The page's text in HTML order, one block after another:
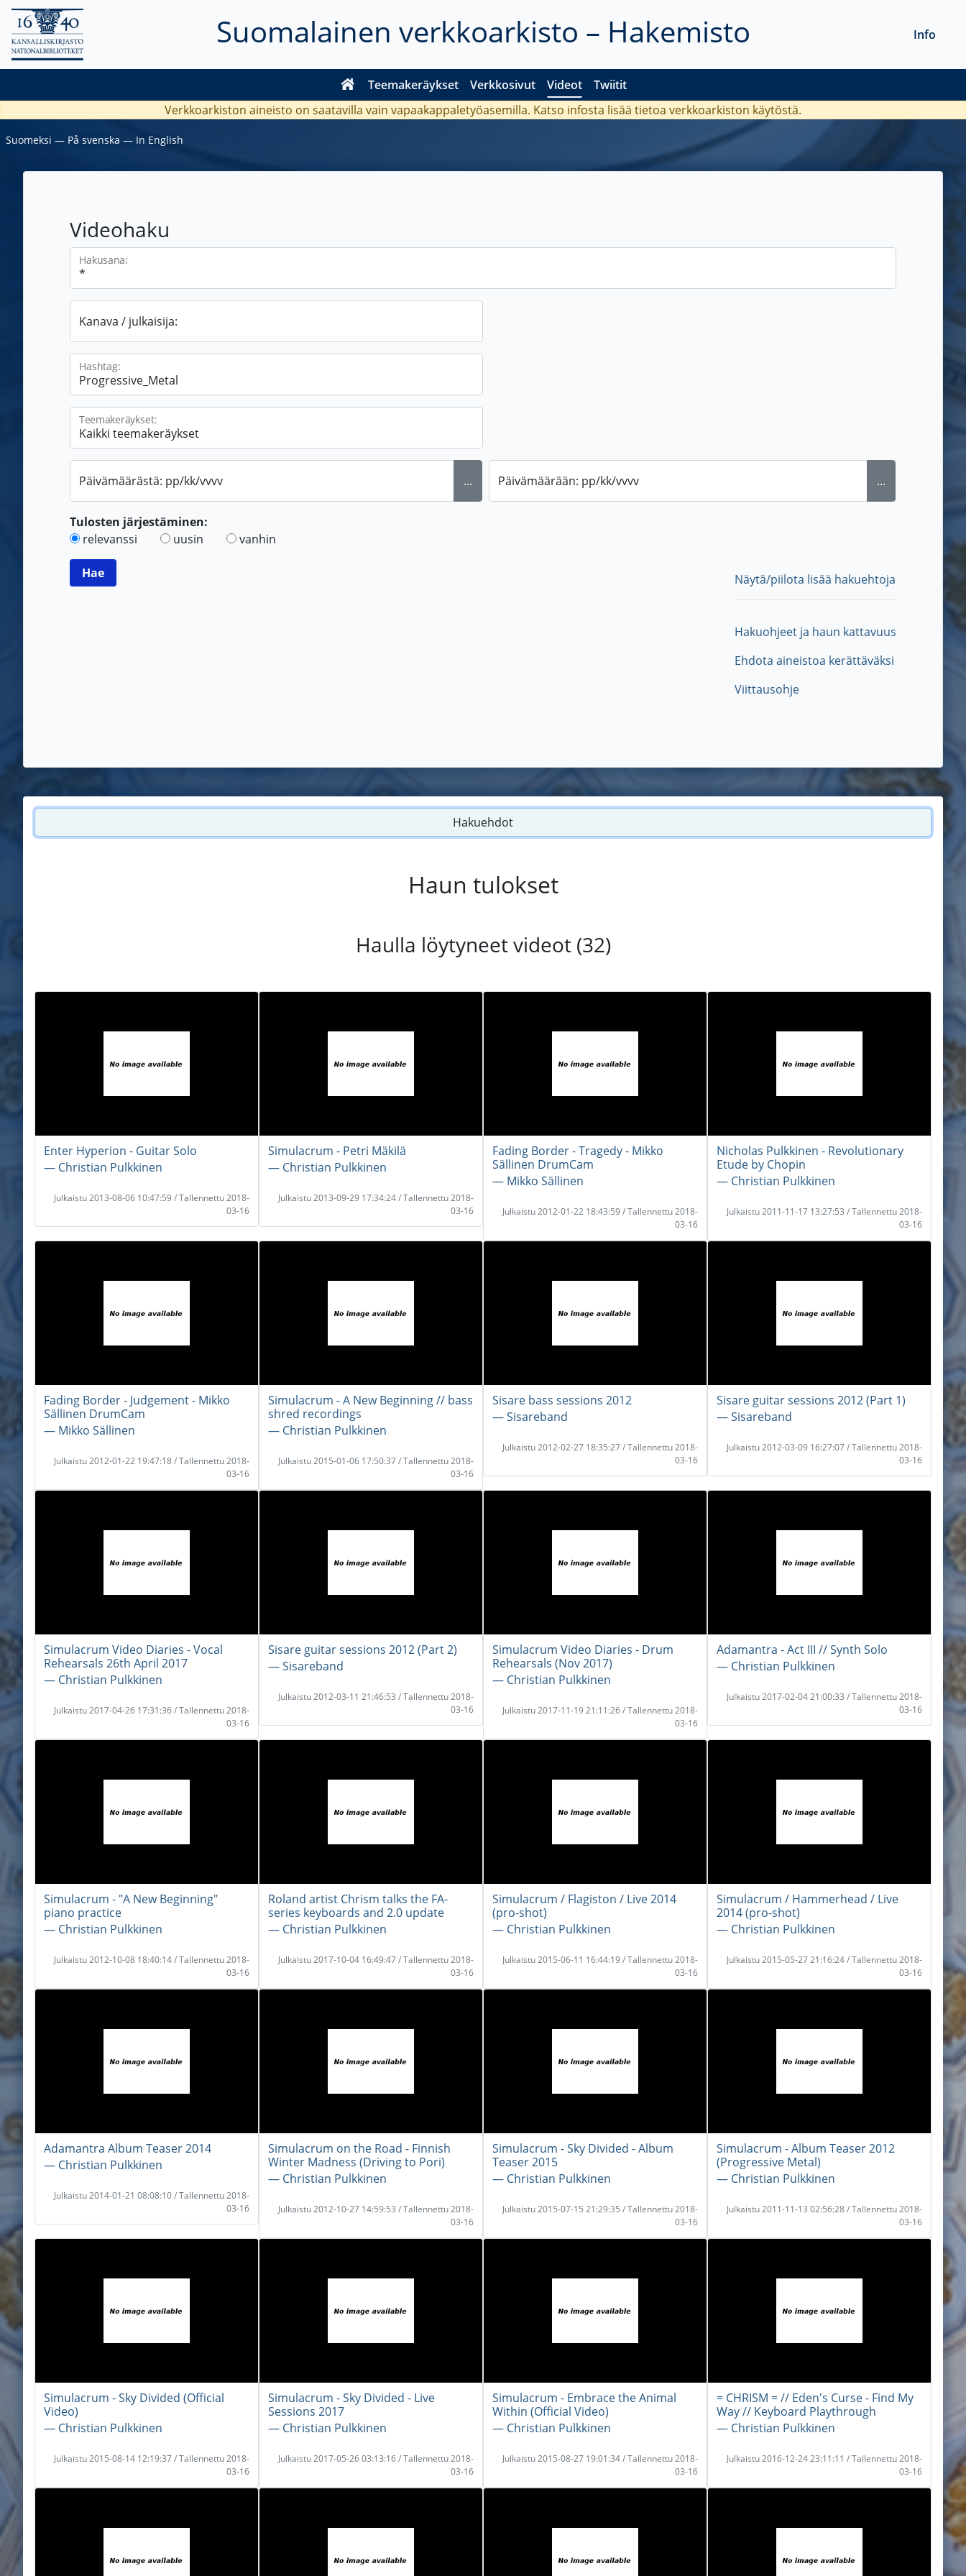
Suomalainen verkkoarkisto – Hakemisto
Teemakeräykset Verkkosivut Videot Twiitit
Info
Verkkoarkiston aineisto on saatavilla vain vapaakappaletyöasemilla. Katso infosta lisää tietoa verkkoarkiston käytöstä.
Suomeksi ― På svenska ― In English
Videohaku
Hakusana:
Kanava / julkaisija:
Hashtag:
Teemakeräykset:
Päivämäärästä: pp/kk/vvvv ... Päivämäärään: pp/kk/vvvv ...
Tulosten järjestäminen:
relevanssi
uusin vanhin
Näytä/piilota lisää hakuehtoja
Hakuohjeet ja haun kattavuus
Ehdota aineistoa kerättäväksi
Viittausohje
Hakuehdot
Haun tulokset
Haulla löytyneet videot (32)
Enter Hyperion - Guitar Solo
― Christian Pulkkinen
Julkaistu 2013-08-06 10:47:59 / Tallennettu 2018-
03-16
Simulacrum - Petri Mäkilä
― Christian Pulkkinen
Julkaistu 2013-09-29 17:34:24 / Tallennettu 2018-
03-16
Fading Border - Tragedy - Mikko
Sällinen DrumCam
― Mikko Sällinen
Julkaistu 2012-01-22 18:43:59 / Tallennettu 2018-
03-16
Nicholas Pulkkinen - Revolutionary
Etude by Chopin
― Christian Pulkkinen
Julkaistu 2011-11-17 13:27:53 / Tallennettu 2018-
03-16
Fading Border - Judgement - Mikko
Sällinen DrumCam
― Mikko Sällinen
Julkaistu 2012-01-22 19:47:18 / Tallennettu 2018-
03-16
Simulacrum - A New Beginning // bass
shred recordings
― Christian Pulkkinen
Julkaistu 2015-01-06 17:50:37 / Tallennettu 2018-
03-16
Sisare bass sessions 2012
― Sisareband
Julkaistu 2012-02-27 18:35:27 / Tallennettu 2018-
03-16
Sisare guitar sessions 2012 (Part 1)
― Sisareband
Julkaistu 2012-03-09 16:27:07 / Tallennettu 2018-
03-16
Simulacrum Video Diaries - Vocal
Rehearsals 26th April 2017
― Christian Pulkkinen
Julkaistu 2017-04-26 17:31:36 / Tallennettu 2018-
03-16
Sisare guitar sessions 2012 (Part 2)
― Sisareband
Julkaistu 2012-03-11 21:46:53 / Tallennettu 2018-
03-16
Simulacrum Video Diaries - Drum
Rehearsals (Nov 2017)
― Christian Pulkkinen
Julkaistu 2017-11-19 21:11:26 / Tallennettu 2018-
03-16
Adamantra - Act III // Synth Solo
― Christian Pulkkinen
Julkaistu 2017-02-04 21:00:33 / Tallennettu 2018-
03-16
Simulacrum - "A New Beginning"
piano practice
― Christian Pulkkinen
Julkaistu 2012-10-08 18:40:14 / Tallennettu 2018-
03-16
Roland artist Chrism talks the FA-
series keyboards and 2.0 update
― Christian Pulkkinen
Julkaistu 2017-10-04 16:49:47 / Tallennettu 2018-
03-16
Simulacrum / Flagiston / Live 2014
(pro-shot)
― Christian Pulkkinen
Julkaistu 2015-06-11 16:44:19 / Tallennettu 2018-
03-16
Simulacrum / Hammerhead / Live
2014 (pro-shot)
― Christian Pulkkinen
Julkaistu 2015-05-27 21:16:24 / Tallennettu 2018-
03-16
Adamantra Album Teaser 2014
― Christian Pulkkinen
Julkaistu 2014-01-21 08:08:10 / Tallennettu 2018-
03-16
Simulacrum on the Road - Finnish
Winter Madness (Driving to Pori)
― Christian Pulkkinen
Julkaistu 2012-10-27 14:59:53 / Tallennettu 2018-
03-16
Simulacrum - Sky Divided - Album
Teaser 2015
― Christian Pulkkinen
Julkaistu 2015-07-15 21:29:35 / Tallennettu 2018-
03-16
Simulacrum - Album Teaser 2012
(Progressive Metal)
― Christian Pulkkinen
Julkaistu 2011-11-13 02:56:28 / Tallennettu 2018-
03-16
Simulacrum - Sky Divided (Official
Video)
― Christian Pulkkinen
Julkaistu 2015-08-14 12:19:37 / Tallennettu 2018-
03-16
Simulacrum - Sky Divided - Live
Sessions 2017
― Christian Pulkkinen
Julkaistu 2017-05-26 03:13:16 / Tallennettu 2018-
03-16
Simulacrum - Embrace the Animal
Within (Official Video)
― Christian Pulkkinen
Julkaistu 2015-08-27 19:01:34 / Tallennettu 2018-
03-16
= CHRISM = // Eden's Curse - Find My
Way // Keyboard Playthrough
― Christian Pulkkinen
Julkaistu 2016-12-24 23:11:11 / Tallennettu 2018-
03-16